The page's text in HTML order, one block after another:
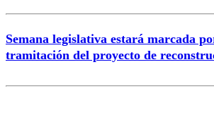
Semana legislativa estará marcada
tramitación del proyecto de